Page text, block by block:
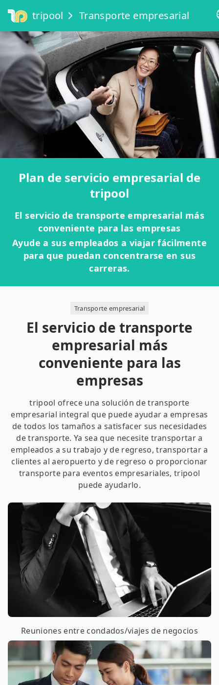
tripool Transporte empresarial
Plan de servicio empresarial de
tripool
El servicio de transporte empresarial más
conveniente para las empresas
Ayude a sus empleados a viajar fácilmente
para que puedan concentrarse en sus
carreras.
Transporte empresarial
El servicio de transporte
empresarial más
conveniente para las
empresas
tripool ofrece una solución de transporte
empresarial integral que puede ayudar a empresas
de todos los tamaños a satisfacer sus necesidades
de transporte. Ya sea que necesite transportar a
empleados a su trabajo y de regreso, transportar a
clientes al aeropuerto y de regreso o proporcionar
transporte para eventos empresariales, tripool
puede ayudarlo.
Reuniones entre condados/viajes de negocios